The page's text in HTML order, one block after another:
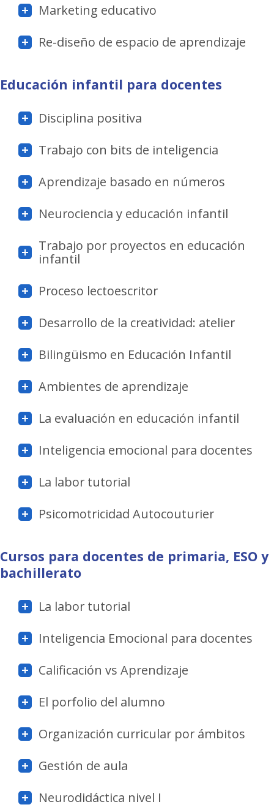
Marketing educativo
Re-diseño de espacio de aprendizaje
Educación infantil para docentes
Disciplina positiva
Trabajo con bits de inteligencia
Aprendizaje basado en números
Neurociencia y educación infantil
Trabajo por proyectos en educación
infantil
Proceso lectoescritor
Desarrollo de la creatividad: atelier
Bilingüismo en Educación Infantil
Ambientes de aprendizaje
La evaluación en educación infantil
Inteligencia emocional para docentes
La labor tutorial
Psicomotricidad Autocouturier
Cursos para docentes de primaria, ESO y
bachillerato
La labor tutorial
Inteligencia Emocional para docentes
Calificación vs Aprendizaje
El porfolio del alumno
Organización curricular por ámbitos
Gestión de aula
Neurodidáctica nivel I